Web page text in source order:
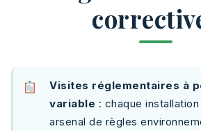
Visites réglementaires à
variable : chaque
arsenal de règles